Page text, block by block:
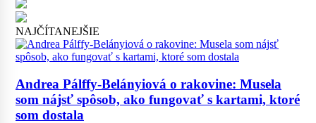
NAJČÍTANEJŠIE
Andrea Pálffy-Belányiová o rakovine: Musela
som nájsť spôsob, ako fungovať s kartami, ktoré
som dostala